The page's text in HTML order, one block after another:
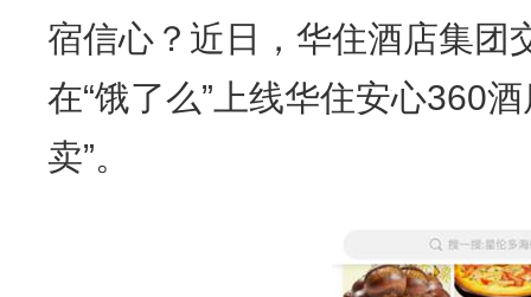
宿信心？近日，华住酒店集
在“饿了么”上线华住安心360
卖”。